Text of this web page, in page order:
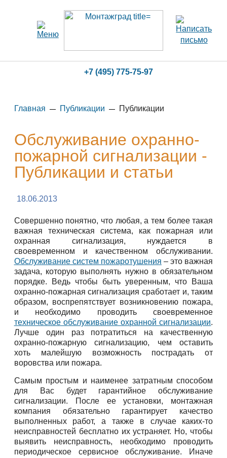
+7 (495) 775-75-97
Главная Публикации Публикации
Обслуживание охранно-
пожарной сигнализации -
Публикации и статьи
18.06.2013
Совершенно понятно, что любая, а тем более такая
важная техническая система, как пожарная или
охранная сигнализация, нуждается в
своевременном и качественном обслуживании.
Обслуживание систем пожаротушения – это важная
задача, которую выполнять нужно в обязательном
порядке. Ведь чтобы быть уверенным, что Ваша
охранно-пожарная сигнализация сработает и, таким
образом, воспрепятствует возникновению пожара,
и необходимо проводить своевременное
техническое обслуживание охранной сигнализации.
Лучше один раз потратиться на качественную
охранно-пожарную сигнализацию, чем оставить
хоть малейшую возможность пострадать от
воровства или пожара.
Самым простым и наименее затратным способом
для Вас будет гарантийное обслуживание
сигнализации. После ее установки, монтажная
компания обязательно гарантирует качество
выполненных работ, а также в случае каких-то
неисправностей бесплатно их устраняет. Но, чтобы
выявить неисправность, необходимо проводить
периодическое сервисное обслуживание. Иначе